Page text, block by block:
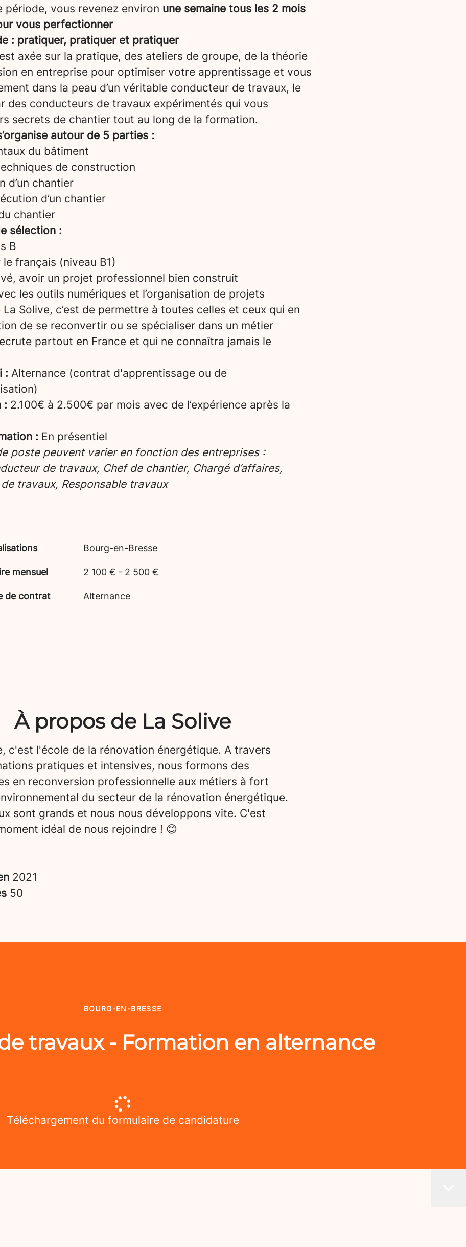
période, vous revenez environ une semaine tous les 2 mois
vous perfectionner
: pratiquer, pratiquer et pratiquer
axée sur la pratique, des ateliers de groupe, de la théorie
en entreprise pour optimiser votre apprentissage et vous
dans la peau d’un véritable conducteur de travaux, le
des conducteurs de travaux expérimentés qui vous
secrets de chantier tout au long de la formation.
autour de 5 parties :
du bâtiment
de construction
d’un chantier
d’un chantier
chantier
sélection :
B
français (niveau B1)
avoir un projet professionnel bien construit
les outils numériques et l’organisation de projets
La Solive, c’est de permettre à toutes celles et ceux qui en
de se reconvertir ou se spécialiser dans un métier
partout en France et qui ne connaîtra jamais le
: Alternance (contrat d'apprentissage ou de
: 2.100€ à 2.500€ par mois avec de l’expérience après la
: En présentiel
poste peuvent varier en fonction des entreprises :
de travaux, Chef de chantier, Chargé d’affaires,
travaux, Responsable travaux
Bourg-en-Bresse
mensuel 2 100 € - 2 500 €
de contrat Alternance
À propos de La Solive
c'est l'école de la rénovation énergétique. A travers
pratiques et intensives, nous formons des
en reconversion professionnelle aux métiers à fort
du secteur de la rénovation énergétique.
sont grands et nous nous développons vite. C'est
idéal de nous rejoindre ! 😊
2021
50
BOURG-EN-BRESSE
travaux - Formation en alternance
Téléchargement du formulaire de candidature